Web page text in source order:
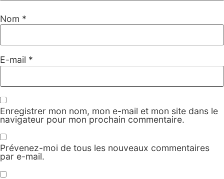
Nom *
E-mail *
Enregistrer mon nom, mon e-mail et mon site dans le
navigateur pour mon prochain commentaire.
Prévenez-moi de tous les nouveaux commentaires
par e-mail.